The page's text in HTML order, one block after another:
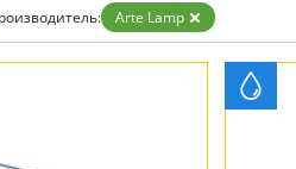
Бронза
Золото
Прозрачные
Arte Lamp